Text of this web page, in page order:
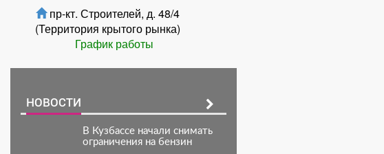
пр-кт. Строителей, д. 48/4
(Территория крытого рынка)
График работы
НОВОСТИ
В Кузбассе начали снимать
ограничения на бензин